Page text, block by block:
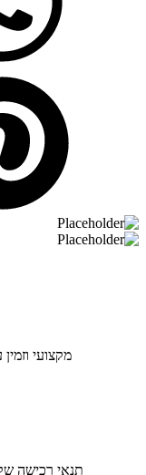
מקצועי
תנאי רכישה